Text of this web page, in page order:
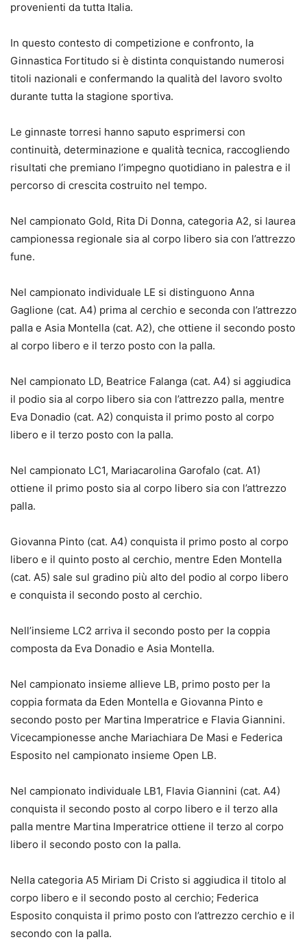
provenienti da tutta Italia.
In questo contesto di competizione e confronto, la
Ginnastica Fortitudo si è distinta conquistando numerosi
titoli nazionali e confermando la qualità del lavoro svolto
durante tutta la stagione sportiva.
Le ginnaste torresi hanno saputo esprimersi con
continuità, determinazione e qualità tecnica, raccogliendo
risultati che premiano l’impegno quotidiano in palestra e il
percorso di crescita costruito nel tempo.
Nel campionato Gold, Rita Di Donna, categoria A2, si laurea
campionessa regionale sia al corpo libero sia con l’attrezzo
fune.
Nel campionato individuale LE si distinguono Anna
Gaglione (cat. A4) prima al cerchio e seconda con l’attrezzo
palla e Asia Montella (cat. A2), che ottiene il secondo posto
al corpo libero e il terzo posto con la palla.
Nel campionato LD, Beatrice Falanga (cat. A4) si aggiudica
il podio sia al corpo libero sia con l’attrezzo palla, mentre
Eva Donadio (cat. A2) conquista il primo posto al corpo
libero e il terzo posto con la palla.
Nel campionato LC1, Mariacarolina Garofalo (cat. A1)
ottiene il primo posto sia al corpo libero sia con l’attrezzo
palla.
Giovanna Pinto (cat. A4) conquista il primo posto al corpo
libero e il quinto posto al cerchio, mentre Eden Montella
(cat. A5) sale sul gradino più alto del podio al corpo libero
e conquista il secondo posto al cerchio.
Nell’insieme LC2 arriva il secondo posto per la coppia
composta da Eva Donadio e Asia Montella.
Nel campionato insieme allieve LB, primo posto per la
coppia formata da Eden Montella e Giovanna Pinto e
secondo posto per Martina Imperatrice e Flavia Giannini.
Vicecampionesse anche Mariachiara De Masi e Federica
Esposito nel campionato insieme Open LB.
Nel campionato individuale LB1, Flavia Giannini (cat. A4)
conquista il secondo posto al corpo libero e il terzo alla
palla mentre Martina Imperatrice ottiene il terzo al corpo
libero il secondo posto con la palla.
Nella categoria A5 Miriam Di Cristo si aggiudica il titolo al
corpo libero e il secondo posto al cerchio; Federica
Esposito conquista il primo posto con l’attrezzo cerchio e il
secondo con la palla.